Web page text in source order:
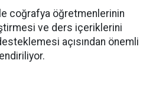
coğrafya öğretmenlerinin
ve ders içeriklerini
açısından önemli